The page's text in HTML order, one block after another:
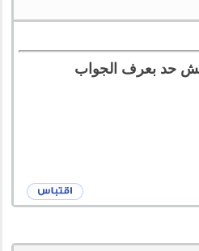
حد بعرف الجواب